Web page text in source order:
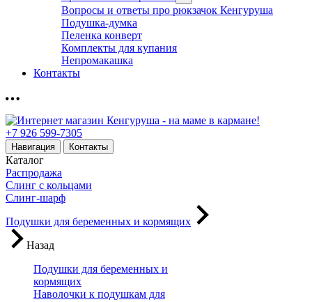
Вопросы и ответы про рюкзачок Кенгуруша
Подушка-думка
Пеленка конверт
Комплекты для купания
Непромакашка
Контакты
+7 926 599-7305
Навигация Контакты
Каталог
Распродажа
Слинг с кольцами
Слинг-шарф
Подушки для беременных и кормящих
Назад
Подушки для беременных и
кормящих
Наволочки к подушкам для